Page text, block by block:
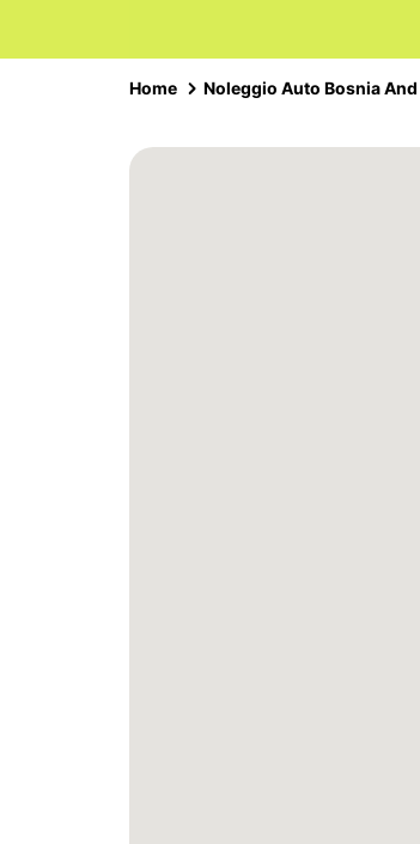
Home Noleggio Auto Bosnia